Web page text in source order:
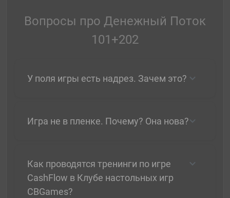
Вопросы про Денежный Поток
101+202
У поля игры есть надрез. Зачем это?
Игра не в пленке. Почему? Она нова?
Как проводятся тренинги по игре
CashFlow в Клубе настольных игр
CBGames?